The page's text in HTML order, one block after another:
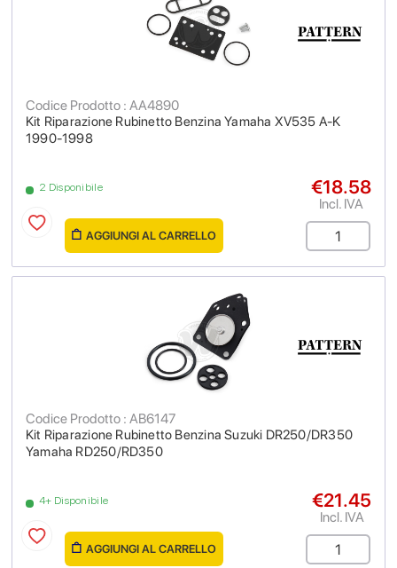
Kit Riparazione Rubinetto Benzina Yamaha XV535 A-K
1990-1998
Codice Prodotto : AA4890
2 Disponibile €18.58
Incl. IVA
AGGIUNGI AL CARRELLO
Kit Riparazione Rubinetto Benzina Suzuki DR250/DR350
Yamaha RD250/RD350
Codice Prodotto : AB6147
4+ Disponibile €21.45
Incl. IVA
AGGIUNGI AL CARRELLO